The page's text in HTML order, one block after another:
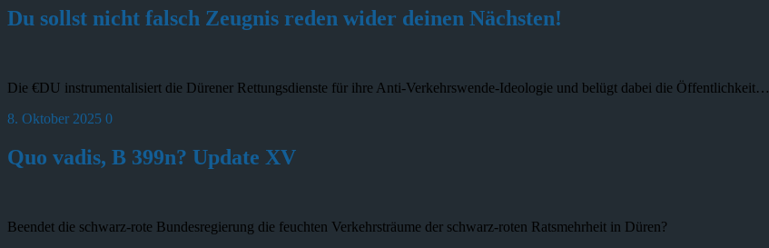
Du sollst nicht falsch Zeugnis reden wider deinen Nächsten!
Die €DU instrumentalisiert die Dürener Rettungsdienste für ihre Anti-Verkehrswende-Ideologie und belügt dabei die Öffentlichkeit…
8. Oktober 2025 0
Quo vadis, B 399n? Update XV
Beendet die schwarz-rote Bundesregierung die feuchten Verkehrsträume der schwarz-roten Ratsmehrheit in Düren?